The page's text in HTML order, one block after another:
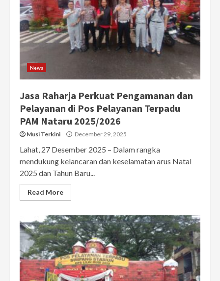
News
Jasa Raharja Perkuat Pengamanan dan
Pelayanan di Pos Pelayanan Terpadu
PAM Nataru 2025/2026
Musi Terkini December 29, 2025
Lahat, 27 Desember 2025 – Dalam rangka
mendukung kelancaran dan keselamatan arus Natal
2025 dan Tahun Baru...
Read More